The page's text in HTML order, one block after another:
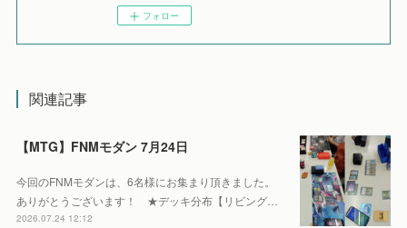
フォロー
関連記事
【MTG】FNMモダン 7月24日
今回のFNMモダンは、6名様にお集まり頂きました。
ありがとうございます！ ★デッキ分布【リビング…
2026.07.24 12:12